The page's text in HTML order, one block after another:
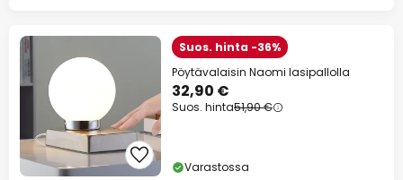
Suos. hinta -36%
Pöytävalaisin Naomi lasipallolla
32,90 €
Suos. hinta51,90 €
Varastossa